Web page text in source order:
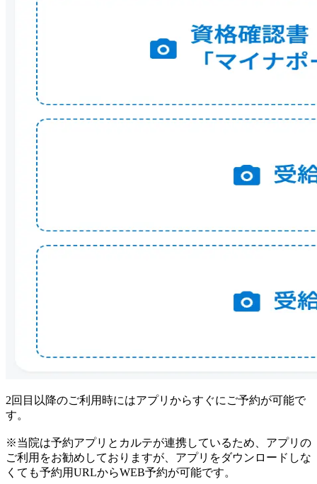
2回目以降のご利用時にはアプリからすぐにご予約が可能で
す。
※当院は予約アプリとカルテが連携しているため、アプリの
ご利用をお勧めしておりますが、アプリをダウンロードしな
くても予約用URLからWEB予約が可能です。